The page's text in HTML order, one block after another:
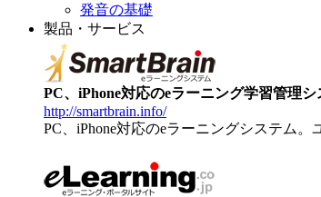
発音の基礎
製品・サービス
PC、iPhone対応のeラーニング学習管理
http://smartbrain.info/
PC、iPhone対応のeラーニングシステム。